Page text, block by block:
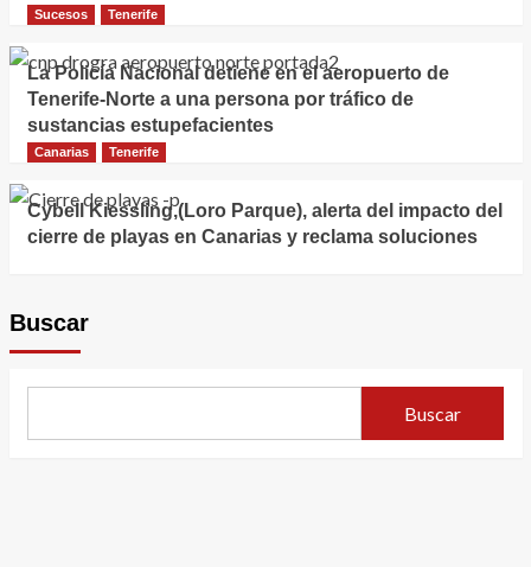
Sucesos Tenerife
La Policía Nacional detiene en el aeropuerto de
Tenerife-Norte a una persona por tráfico de
sustancias estupefacientes
Canarias Tenerife
Cybell Kiessling,(Loro Parque), alerta del impacto del
cierre de playas en Canarias y reclama soluciones
Buscar
Buscar